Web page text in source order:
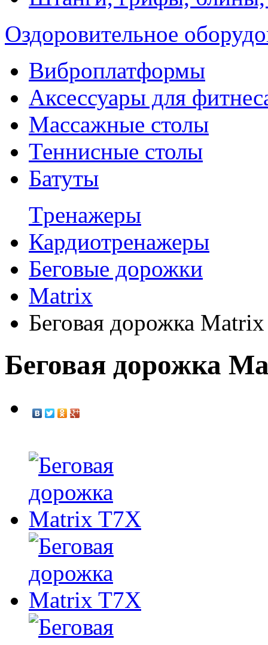
Оздоровительное
Виброплатформы
Аксессуары для
Массажные столы
Теннисные столы
Батуты
Tренажеры
Кардиотренажеры
Беговые дорожки
Matrix
Беговая дорожка
Беговая дорожка